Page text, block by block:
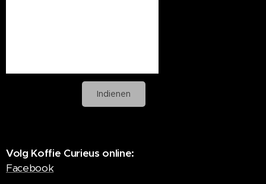
Indienen
Volg Koffie Curieus online:
Facebook